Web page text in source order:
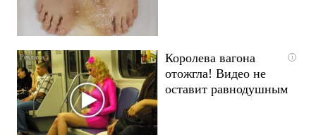
i
Королева вагона
отожгла! Видео не
оставит равнодушным